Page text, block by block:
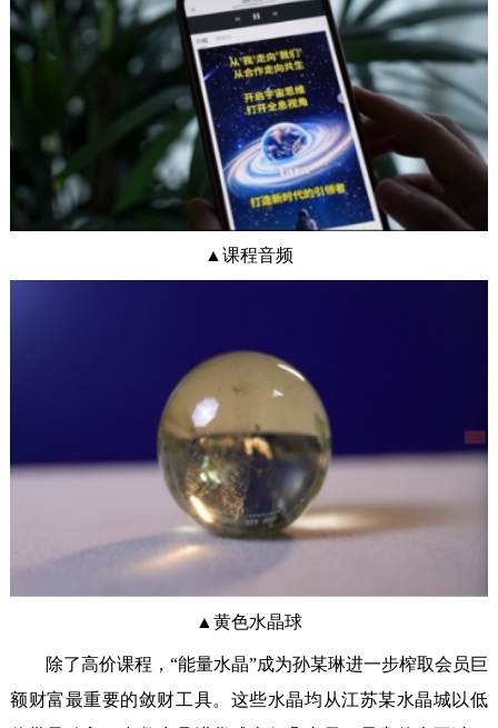
▲课程音频
▲黄色水晶球
除了高价课程，“能量水晶”成为孙某琳进一步榨取会员巨
额财富最重要的敛财工具。这些水晶均从江苏某水晶城以低